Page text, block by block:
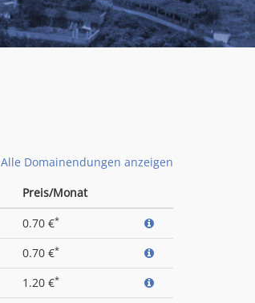
Alle Domainendungen anzeigen
Preis/Monat
0.70 €*
0.70 €*
1.20 €*